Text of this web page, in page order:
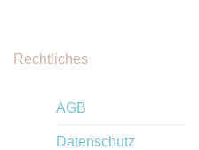
Rechtliches
AGB
Datenschutz